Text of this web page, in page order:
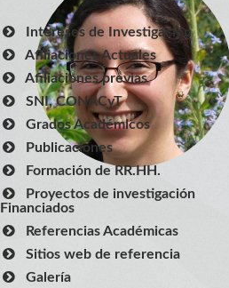
Intereses de Investigación
Afiliaciones Actuales
Afiliaciones previas
SNI, CONACyT
Grados Académicos
Publicaciones
Formación de RR.HH.
Proyectos de investigación
Financiados
Referencias Académicas
Sitios web de referencia
Galería